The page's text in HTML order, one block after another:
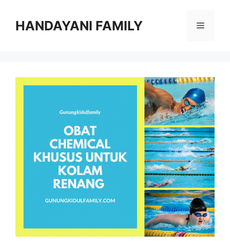
HANDAYANI FAMILY Menu